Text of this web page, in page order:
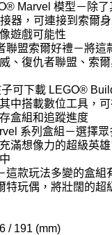
Marvel 模型－除
器，可連接到索爾
遊戲可能性
聯盟索爾好禮－將這
、復仇者聯盟、索
可下載 LEGO®
中搭載數位工具，
盒組和追蹤進度
系列盒組－選擇
滿想像力的超級英
這款玩法多變的盒組
特玩偶，將壯闊的超
/ 191 (mm)